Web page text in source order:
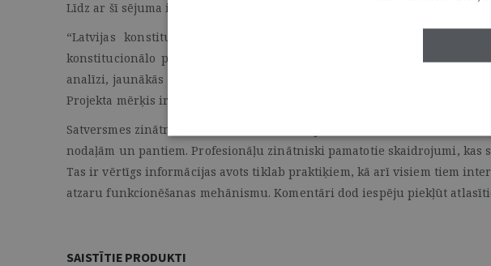
Līdz ar šī sējuma izdošanu ir pabeigts vairāk nekā desmit gadu ilgs
“Latvijas konstitucionālisms līdz ar komentāru pabeigšanu
konstitucionālo pieredzi, bet arī aplūko Satversmes izstrādātāju
analīzi, jaunākās atziņas tiesību zinātnē, judikatūru utt.,” grāmatas
Projekta mērķis ir stiprināt Latvijas valstiskumu, demokrātiju un
Satversmes zinātniskie komentāri, kas tiek plaši izmantoti un citēti
nodaļām un pantiem. Profesionāļu zinātniski pamatotie skaidrojumi, kas
Tas ir vērtīgs informācijas avots tiklab praktiķiem, kā arī visiem tiem
atzaru funkcionēšanas mehānismu. Komentāri dod iespēju piekļūt
SAISTĪTIE PRODUKTI